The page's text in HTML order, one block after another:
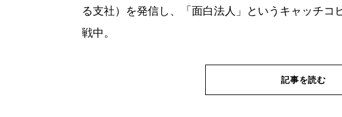
る支社）を発信し、「面白法人」というキャッチ
戦中。
記事を読む